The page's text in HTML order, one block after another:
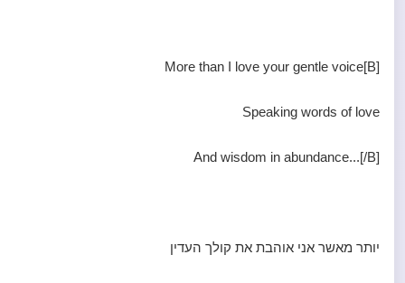
[B]More than I love your gentle voice
Speaking words of love
And wisdom in abundance...[/B]
יותר מאשר אני אוהבת את קולך העדין